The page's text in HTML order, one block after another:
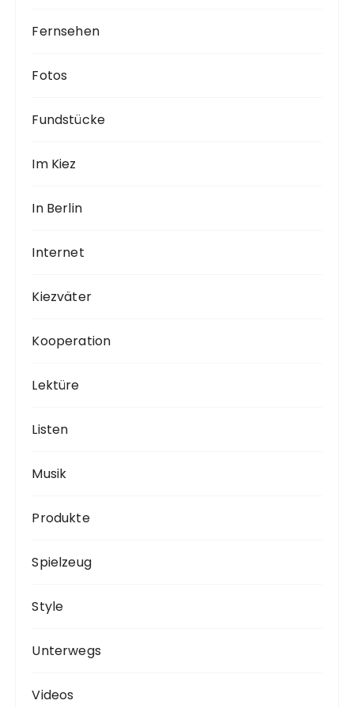
Fernsehen
Fotos
Fundstücke
Im Kiez
In Berlin
Internet
Kiezväter
Kooperation
Lektüre
Listen
Musik
Produkte
Spielzeug
Style
Unterwegs
Videos